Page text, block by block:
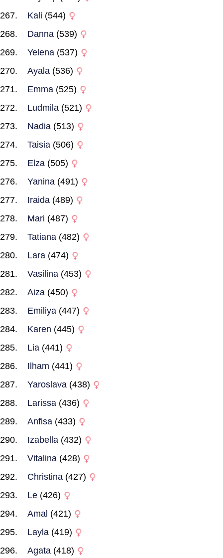
Kali (544)
Danna (539)
Yelena (537)
Ayala (536)
Emma (525)
Ludmila (521)
Nadia (513)
Taisia (506)
Elza (505)
Yanina (491)
Iraida (489)
Mari (487)
Tatiana (482)
Lara (474)
Vasilina (453)
Aiza (450)
Emiliya (447)
Karen (445)
Lia (441)
Ilham (441)
Yaroslava (438)
Larissa (436)
Anfisa (433)
Izabella (432)
Vitalina (428)
Christina (427)
Le (426)
Amal (421)
Layla (419)
Agata (418)